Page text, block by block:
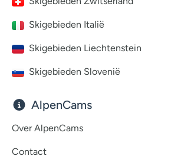
Skigebieden Italië
Skigebieden Liechtenstein
Skigebieden Slovenië
AlpenCams
Over AlpenCams
Contact